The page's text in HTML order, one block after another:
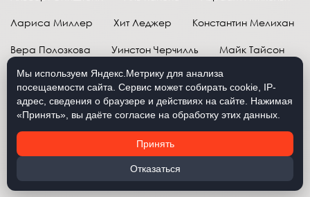
Лариса Миллер Хит Леджер Константин Мелихан
Вера Полозкова Уинстон Черчилль Майк Тайсон
Марк Твен Расул Гамзатов Грег Плитт
Далай-лама XIV Уоррен Баффетт
Давид Самойлов Антон Чехов Жан-Поль Сартр
Брюс Ли Бенджамин Франклин Лев Н. Толстой
Рене Декарт Александр Македонский
Мы используем Яндекс.Метрику для анализа
посещаемости сайта. Сервис может собирать cookie, IP-
адрес, сведения о браузере и действиях на сайте. Нажимая
«Принять», вы даёте согласие на обработку этих данных.
Принять
Отказаться